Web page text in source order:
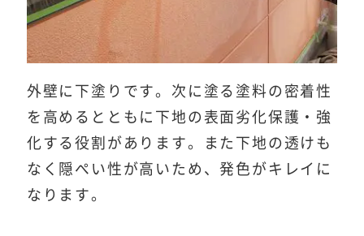
外壁に下塗りです。次に塗る塗料の密着性
を高めるとともに下地の表面劣化保護・強
化する役割があります。また下地の透けも
なく隠ぺい性が高いため、発色がキレイに
なります。